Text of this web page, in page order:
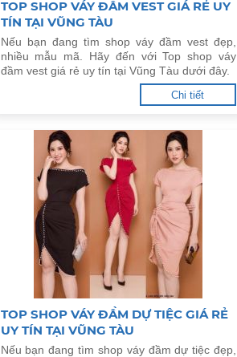
TOP SHOP VÁY ĐẦM VEST GIÁ RẺ UY
TÍN TẠI VŨNG TÀU
Nếu bạn đang tìm shop váy đầm vest đẹp,
nhiều mẫu mã. Hãy đến với Top shop váy
đầm vest giá rẻ uy tín tại Vũng Tàu dưới đây.
Chi tiết
TOP SHOP VÁY ĐẦM DỰ TIỆC GIÁ RẺ
UY TÍN TẠI VŨNG TÀU
Nếu bạn đang tìm shop váy đầm dự tiệc đẹp,